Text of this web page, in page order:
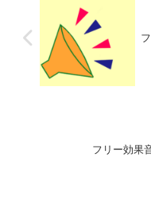
フリー効果